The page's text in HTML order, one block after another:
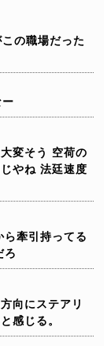
の職場だった
変そう
空荷の
やね 法廷速度
ら牽引持ってる
ろ
向にステアリ
感じる。